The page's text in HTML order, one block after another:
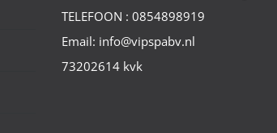
TELEFOON : 0854898919
Email: info@vipspabv.nl
73202614 kvk